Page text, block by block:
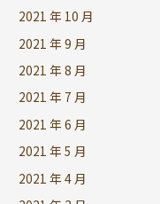
2021 年 10 月
2021 年 9 月
2021 年 8 月
2021 年 7 月
2021 年 6 月
2021 年 5 月
2021 年 4 月